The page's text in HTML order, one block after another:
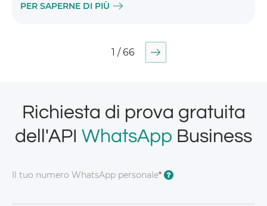
PER SAPERNE DI PIÙ
1 / 66
Richiesta di prova gratuita
dell'API WhatsApp Business
Il tuo numero WhatsApp personale* ?